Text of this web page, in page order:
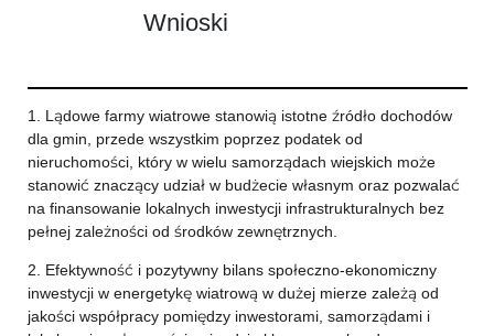
Wnioski
1. Lądowe farmy wiatrowe stanowią istotne źródło dochodów
dla gmin, przede wszystkim poprzez podatek od
nieruchomości, który w wielu samorządach wiejskich może
stanowić znaczący udział w budżecie własnym oraz pozwalać
na finansowanie lokalnych inwestycji infrastrukturalnych bez
pełnej zależności od środków zewnętrznych.
2. Efektywność i pozytywny bilans społeczno-ekonomiczny
inwestycji w energetykę wiatrową w dużej mierze zależą od
jakości współpracy pomiędzy inwestorami, samorządami i